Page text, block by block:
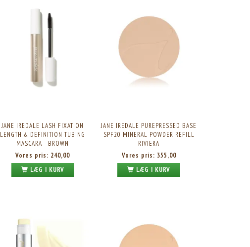
JANE IREDALE LASH FIXATION
LENGTH & DEFINITION TUBING
MASCARA - BROWN
Vores pris: 240,00
LÆG I KURV
JANE IREDALE PUREPRESSED BASE
SPF20 MINERAL POWDER REFILL
RIVIERA
Vores pris: 355,00
LÆG I KURV